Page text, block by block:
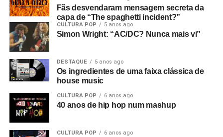
Fãs desvendaram mensagem secreta da
capa de “The spaghetti incident?”
CULTURA POP 5 anos ago
Simon Wright: “AC/DC? Nunca mais vi”
DESTAQUE 5 anos ago
Os ingredientes de uma faixa clássica de
house music
CULTURA POP 6 anos ago
40 anos de hip hop num mashup
CULTURA POP 6 anos ago